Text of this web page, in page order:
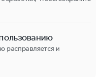
расправляется и